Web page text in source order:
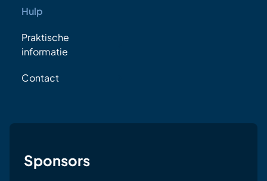
Hulp
Praktische
informatie
Contact
Sponsors